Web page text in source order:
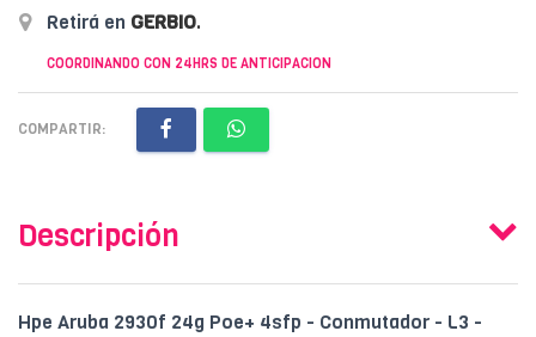
Retirá en GERBIO.
COORDINANDO CON 24HRS DE ANTICIPACION
COMPARTIR:
Descripción
Hpe Aruba 2930f 24g Poe+ 4sfp - Conmutador - L3 -